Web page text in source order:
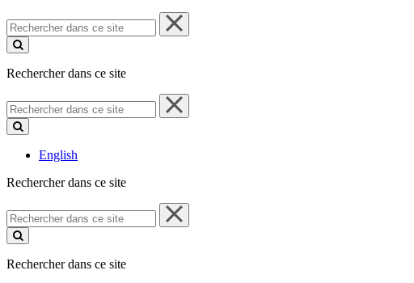
Rechercher
dans
ce
Rechercher dans ce site
Rechercher
dans
ce
English
Rechercher dans ce site
Rechercher
dans
ce
Rechercher dans ce site